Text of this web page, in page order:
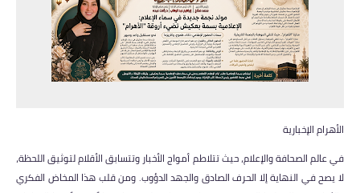
​الأهرام الإخبارية
في عالم الصحافة والإعلام، حيث تتلاطم أمواج الأخبار وتتسابق الأقلام لتوثيق اللحظة،
لا يصح في النهاية إلا الحرف الصادق والجهد الدؤوب. ومن قلب هذا المخاض الفكري